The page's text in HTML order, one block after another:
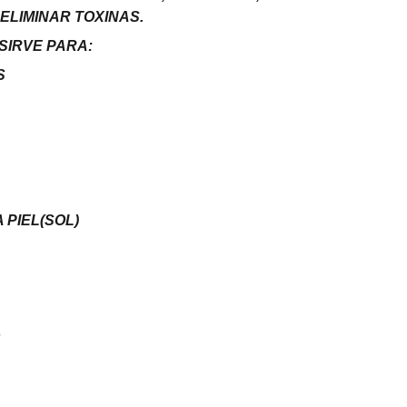
TOXINAS.
PARA:
PIEL(SOL)